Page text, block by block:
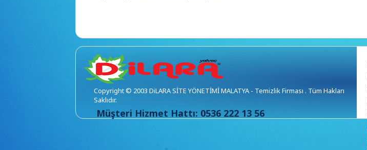
Copyright © 2003 DiLARA SİTE YÖNETİMİ MALATYA - Temizlik Firması . Tüm Hakları
Saklıdır.
Müşteri Hizmet Hattı: 0536 222 13 56